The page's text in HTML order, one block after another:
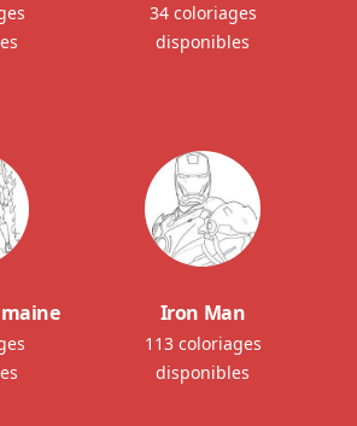
34 coloriages
disponibles
Iron Man
113 coloriages
disponibles